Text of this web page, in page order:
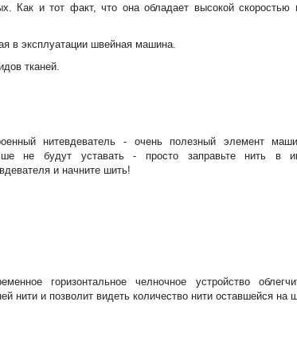
Как и тот факт, что она обладает высокой
в эксплуатации швейная машина.
тканей.
нитевдеватель - очень полезный элемент
не будут уставать - просто заправьте нить в
и начните шить!
горизонтальное челночное устройство
нити и позволит видеть количество нити оставшейся на